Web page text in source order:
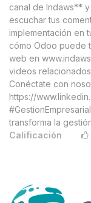
canal de Indaws**
escuchar tus
implementación en
cómo Odoo puede
web en
videos
Conéctate con
https://
transforma la
Calificación